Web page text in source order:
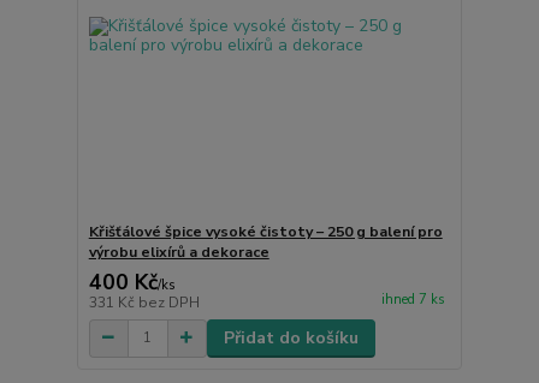
Křišťálové špice vysoké čistoty – 250 g balení pro
výrobu elixírů a dekorace
400 Kč/ks
331 Kč bez DPH ihned 7 ks
Přidat do košíku